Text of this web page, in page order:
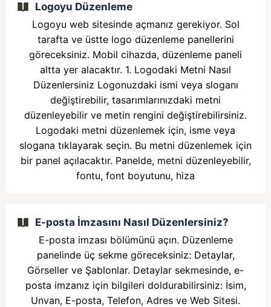
Logoyu Düzenleme
Logoyu web sitesinde açmanız gerekiyor. Sol
tarafta ve üstte logo düzenleme panellerini
göreceksiniz. Mobil cihazda, düzenleme paneli
altta yer alacaktır. 1. Logodaki Metni Nasıl
Düzenlersiniz Logonuzdaki ismi veya sloganı
değiştirebilir, tasarımlarınızdaki metni
düzenleyebilir ve metin rengini değiştirebilirsiniz.
Logodaki metni düzenlemek için, isme veya
slogana tıklayarak seçin. Bu metni düzenlemek için
bir panel açılacaktır. Panelde, metni düzenleyebilir,
fontu, font boyutunu, hiza
E-posta İmzasını Nasıl Düzenlersiniz?
E-posta imzası bölümünü açın. Düzenleme
panelinde üç sekme göreceksiniz: Detaylar,
Görseller ve Şablonlar. Detaylar sekmesinde, e-
posta imzanız için bilgileri doldurabilirsiniz: İsim,
Unvan, E-posta, Telefon, Adres ve Web Sitesi.